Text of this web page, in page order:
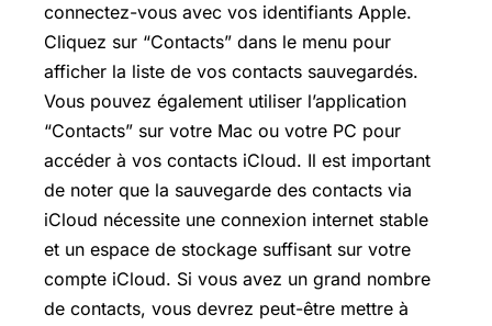
connectez-vous avec vos identifiants Apple.
Cliquez sur “Contacts” dans le menu pour
afficher la liste de vos contacts sauvegardés.
Vous pouvez également utiliser l’application
“Contacts” sur votre Mac ou votre PC pour
accéder à vos contacts iCloud. Il est important
de noter que la sauvegarde des contacts via
iCloud nécessite une connexion internet stable
et un espace de stockage suffisant sur votre
compte iCloud. Si vous avez un grand nombre
de contacts, vous devrez peut-être mettre à